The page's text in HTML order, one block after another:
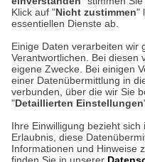
Klick auf "Nicht zustimmen"
essentiellen Dienste ab.
Einige Daten verarbeiten wir
Verantwortlichen. Bei diesen
eigene Zwecke. Bei einigen
einer Datenübermittlung in
verbunden, über die wir Sie
"Detaillierten Einstellungen
Ihre Einwilligung bezieht
Erlaubnis, diese
Informationen und Hinweise
Hier
Kontakt
Zur Echtheit von
Cookie-Einstellungen in
ACHTUNG!